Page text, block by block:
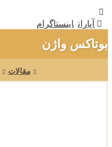
آپارات اینستاگرام
بوتاکس واژن
مقالات